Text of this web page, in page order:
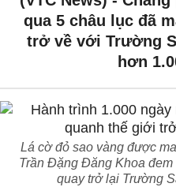
qua 5 châu lục đã
trở về với Trường
hơn
Lá cờ đỏ sao vàng được
Trần Đặng Đăng Khoa
quay trở lại Trường